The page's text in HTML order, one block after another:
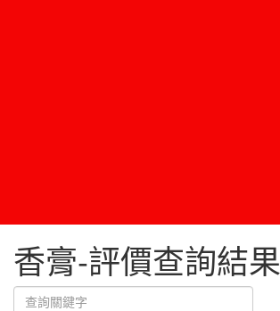
香膏-評價查詢結果